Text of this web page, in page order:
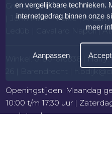
Gross.| Melik Shoes | Gran
| John Miller | Falke | A-
Ledûb | Cavallaro Napoli |
Winkel: 0180-616836 Harry:
Openingstijden: Maandag
10:00 t/m 17:30 uur |
gesloten |
en vergelijkbare technieken.
internetgedrag binnen onze
meer
Aanpassen